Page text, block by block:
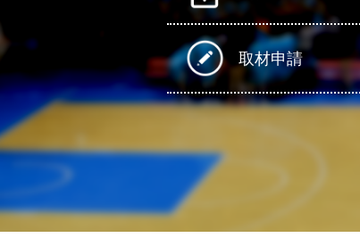
取材申請